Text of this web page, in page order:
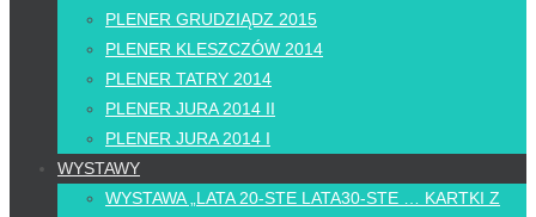
PLENER GRUDZIĄDZ 2015
PLENER KLESZCZÓW 2014
PLENER TATRY 2014
PLENER JURA 2014 II
PLENER JURA 2014 I
WYSTAWY
WYSTAWA „LATA 20-STE LATA30-STE … KARTKI Z